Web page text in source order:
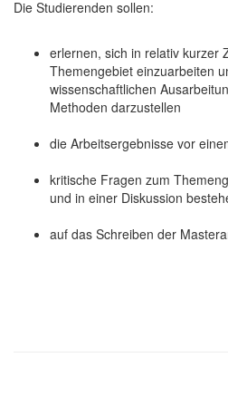
Die Studierenden sollen:
erlernen, sich in relativ kurzer
Themengebiet einzuarbeiten
wissenschaftlichen
Methoden darzustellen
die Arbeitsergebnisse vor
kritische Fragen zum
und in einer Diskussion
auf das Schreiben der